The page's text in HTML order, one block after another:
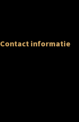
Contact informatie